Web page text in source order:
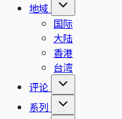
地域
国际
大陆
香港
台湾
评论
系列